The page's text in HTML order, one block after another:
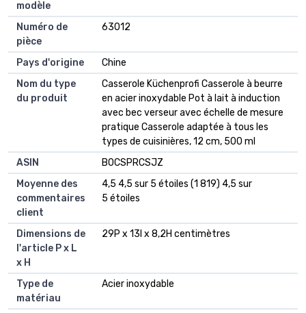
modèle
Numéro de
pièce
63012
Pays d'origine
Chine
Nom du type
du produit
Casserole Küchenprofi Casserole à beurre
en acier inoxydable Pot à lait à induction
avec bec verseur avec échelle de mesure
pratique Casserole adaptée à tous les
types de cuisinières, 12 cm, 500 ml
ASIN
B0CSPRCSJZ
Moyenne des
commentaires
client
4,5 4,5 sur 5 étoiles (1 819) 4,5 sur
5 étoiles
Dimensions de
l'article P x L
x H
29P x 13l x 8,2H centimètres
Type de
matériau
Acier inoxydable